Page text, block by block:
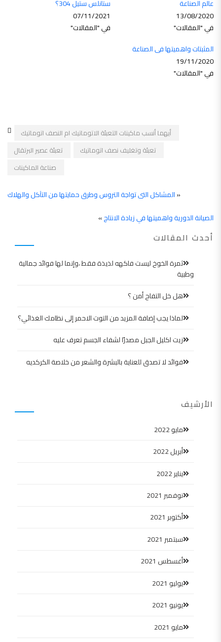
عالم الصناعة
13/08/2020
في "المقالات"
ستانلس ستيل 304؟
07/11/2021
في "المقالات"
المثبتات واهميتها فى الصناعة
19/11/2020
في "المقالات"
أيهما أنسب ماكينات التعبئة الاتوماتيك ام النصف اتوماتيك
تعبئة عصير البرتقال
تعبئة وتغليف نصف اتوماتيك
صناعة الماكينات
«المشاكل التى تواجة التروس وطرق حمايتها من التآكل والهلاك
الصيانة الدورية واهميتها في زيادة الانتاج»
أحدث المقالات
ثمرة الخوخ ليست فاكهه لذيذة فقط ،وإنما لها فوائد جمالية
وطبية
هل خل التفاح أمن ؟
لماذا يجب إضافة المزيد من التوت الاحمر إلى نظامك الغذائي؟
زيت اكليل الجبل مصدرًا لشفاء الجسم تعرف عليه
فوائد لا تصدق للعناية بالبشرة والشعر من خلاصة الكركديه
الأرشيف
مايو 2022
أبريل 2022
يناير 2022
نوفمبر 2021
أكتوبر 2021
سبتمبر 2021
أغسطس 2021
يوليو 2021
يونيو 2021
مايو 2021